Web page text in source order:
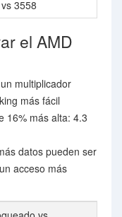
3558
el AMD
multiplicador
más fácil
16% más alta: 4.3
datos pueden ser
acceso más